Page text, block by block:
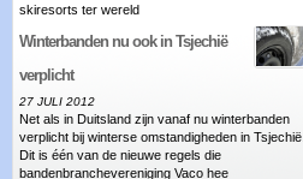
skiresorts ter wereld
Winterbanden nu ook in Tsjechië
verplicht
27 JULI 2012
Net als in Duitsland zijn vanaf nu winterbanden
verplicht bij winterse omstandigheden in Tsjechië.
Dit is één van de nieuwe regels die
bandenbranchevereniging Vaco hee